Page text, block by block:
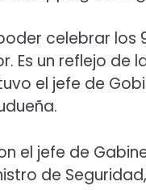
celebrar los
Es un reflejo de
el jefe de
el jefe de
de